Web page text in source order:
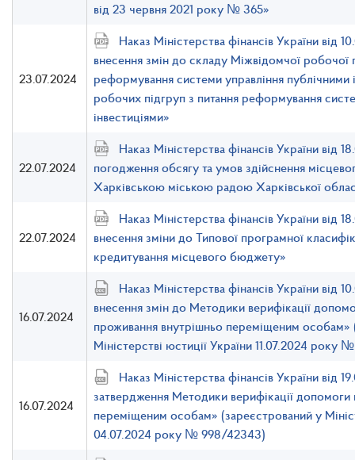
від 23 червня 2021 року № 365»
23.07.2024
Наказ Міністерства фінансів України
внесення змін до складу Міжвідомчої робочої
реформування системи управління публічними
робочих підгруп з питання реформування
інвестиціями»
22.07.2024
Наказ Міністерства фінансів України
погодження обсягу та умов здійснення
Харківською міською радою Харківської
22.07.2024
Наказ Міністерства фінансів України
внесення зміни до Типової програмної
кредитування місцевого бюджету»
16.07.2024
Наказ Міністерства фінансів України від
внесення змін до Методики верифікації
проживання внутрішньо переміщеним особам»
Міністерстві юстиції України 11.07.2024 року
16.07.2024
Наказ Міністерства фінансів України від
затвердження Методики верифікації
переміщеним особам» (зареєстрований у
04.07.2024 року № 998/42343)